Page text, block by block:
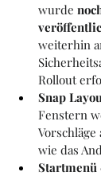
wurde
weiterhin
Rollout
Snap
Fenstern
wie das